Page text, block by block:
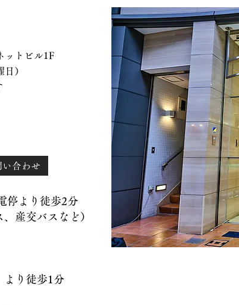
トビル1F
日）
い合わせ
停より徒歩2分
交バスなど）
徒歩1分